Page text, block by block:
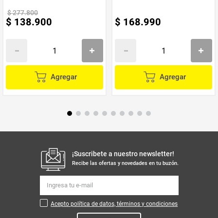
$277.800
$ 138.900
Agregar
$ 168.990
Agregar
¡Suscribete a nuestro newsletter!
Recibe las ofertas y novedades en tu buzón.
Acepto política de datos, términos y condiciones